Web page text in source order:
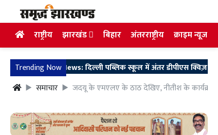
राष्ट्रीय झारखंड बिहार अंतरराष्ट्रीय क्राइम न्यूज
Trending Now
Ranchi News: दिल्ली पब्लिक स्कूल में अंतर डीपीएस क्विज़
समाचार
जदयू के एमएलए के ठाठ देखिए, नीतीश के कार्यक्रम